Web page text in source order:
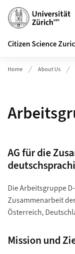
Header
Citizen Science
Home About Us
AG für die
Die Arbeitsgruppe
Zusammenarbeit
Österreich,
Mission und